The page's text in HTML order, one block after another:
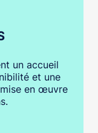
un accueil
et une
en œuvre